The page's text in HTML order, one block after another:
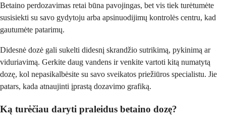
Betaino perdozavimas retai būna pavojingas, bet vis tiek turėtumėte
susisiekti su savo gydytoju arba apsinuodijimų kontrolės centru, kad
gautumėte patarimų.
Didesnė dozė gali sukelti didesnį skrandžio sutrikimą, pykinimą ar
viduriavimą. Gerkite daug vandens ir venkite vartoti kitą numatytą
dozę, kol nepasikalbėsite su savo sveikatos priežiūros specialistu. Jie
patars, kada atnaujinti įprastą dozavimo grafiką.
Ką turėčiau daryti praleidus betaino dozę?